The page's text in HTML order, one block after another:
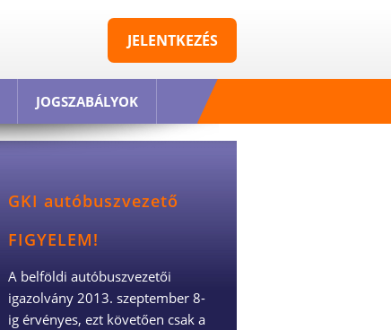
JOGSZABÁLYOK
JELENTKEZÉS
GKI autóbuszvezető
FIGYELEM!
A belföldi autóbuszvezetői
igazolvány 2013. szeptember 8-
ig érvényes, ezt követően csak a